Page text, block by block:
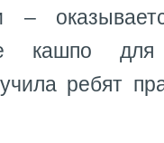
–
кашпо
ребят